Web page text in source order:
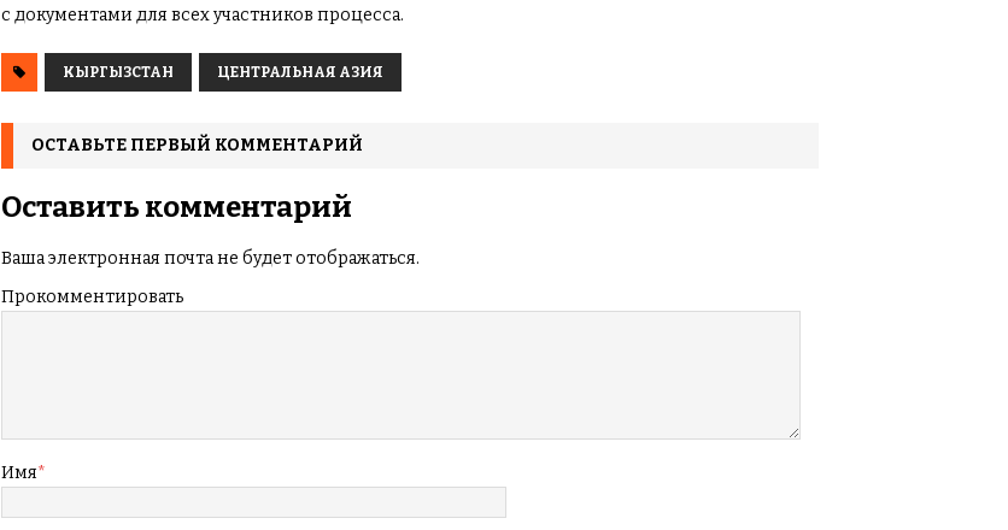
с документами для всех участников процесса.
КЫРГЫЗСТАН ЦЕНТРАЛЬНАЯ АЗИЯ
ОСТАВЬТЕ ПЕРВЫЙ КОММЕНТАРИЙ
Оставить комментарий
Ваша электронная почта не будет отображаться.
Прокомментировать
Имя*